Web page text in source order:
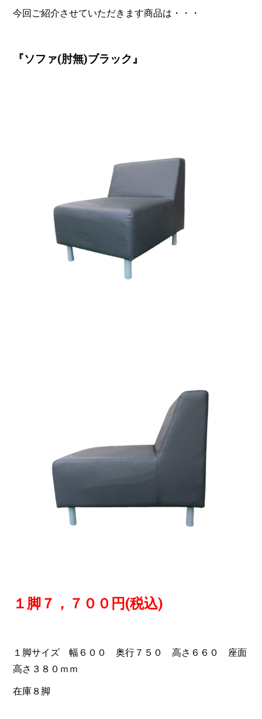
今回ご紹介させていただきます商品は・・・
『ソファ(肘無)ブラック』
１脚７，７００円(税込)
１脚サイズ 幅６００ 奥行７５０ 高さ６６０ 座面
高さ３８０ｍｍ
在庫８脚